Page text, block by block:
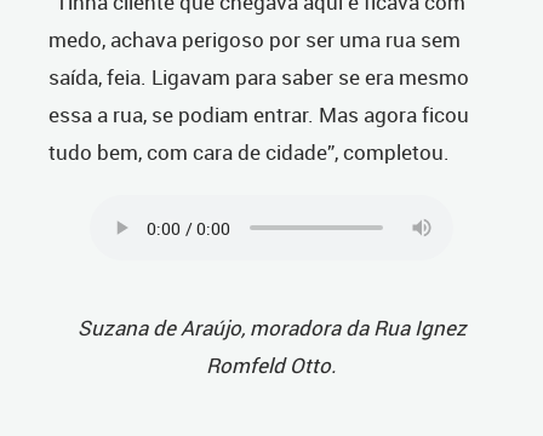
medo, achava perigoso por ser uma rua sem
saída, feia. Ligavam para saber se era mesmo
essa a rua, se podiam entrar. Mas agora ficou
tudo bem, com cara de cidade”, completou.
Suzana de Araújo, moradora da Rua Ignez
Romfeld Otto.